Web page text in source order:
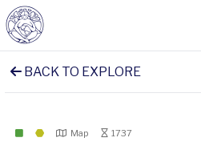
BACK TO EXPLORE
Map 1737